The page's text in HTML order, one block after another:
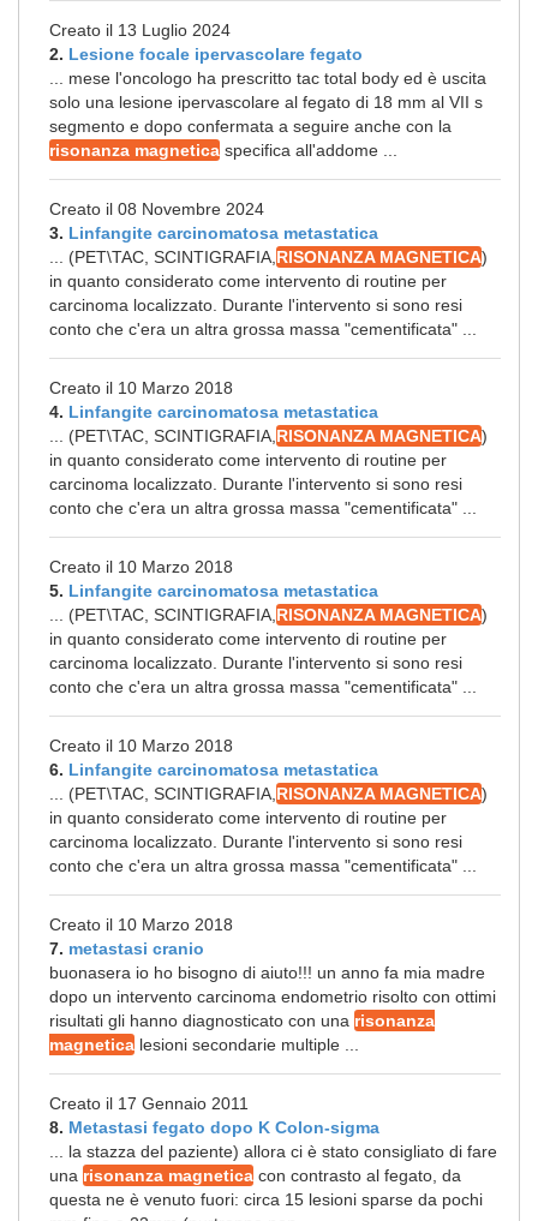
Creato il 13 Luglio 2024
2. Lesione focale ipervascolare fegato
... mese l'oncologo ha prescritto tac total body ed è uscita
solo una lesione ipervascolare al fegato di 18 mm al VII s
segmento e dopo confermata a seguire anche con la
risonanza magnetica specifica all'addome ...
Creato il 08 Novembre 2024
3. Linfangite carcinomatosa metastatica
... (PET\TAC, SCINTIGRAFIA, RISONANZA MAGNETICA)
in quanto considerato come intervento di routine per
carcinoma localizzato. Durante l'intervento si sono resi
conto che c'era un altra grossa massa "cementificata" ...
Creato il 10 Marzo 2018
4. Linfangite carcinomatosa metastatica
... (PET\TAC, SCINTIGRAFIA, RISONANZA MAGNETICA)
in quanto considerato come intervento di routine per
carcinoma localizzato. Durante l'intervento si sono resi
conto che c'era un altra grossa massa "cementificata" ...
Creato il 10 Marzo 2018
5. Linfangite carcinomatosa metastatica
... (PET\TAC, SCINTIGRAFIA, RISONANZA MAGNETICA)
in quanto considerato come intervento di routine per
carcinoma localizzato. Durante l'intervento si sono resi
conto che c'era un altra grossa massa "cementificata" ...
Creato il 10 Marzo 2018
6. Linfangite carcinomatosa metastatica
... (PET\TAC, SCINTIGRAFIA, RISONANZA MAGNETICA)
in quanto considerato come intervento di routine per
carcinoma localizzato. Durante l'intervento si sono resi
conto che c'era un altra grossa massa "cementificata" ...
Creato il 10 Marzo 2018
7. metastasi cranio
buonasera io ho bisogno di aiuto!!! un anno fa mia madre
dopo un intervento carcinoma endometrio risolto con ottimi
risultati gli hanno diagnosticato con una risonanza
magnetica lesioni secondarie multiple ...
Creato il 17 Gennaio 2011
8. Metastasi fegato dopo K Colon-sigma
... la stazza del paziente) allora ci è stato consigliato di fare
una risonanza magnetica con contrasto al fegato, da
questa ne è venuto fuori: circa 15 lesioni sparse da pochi